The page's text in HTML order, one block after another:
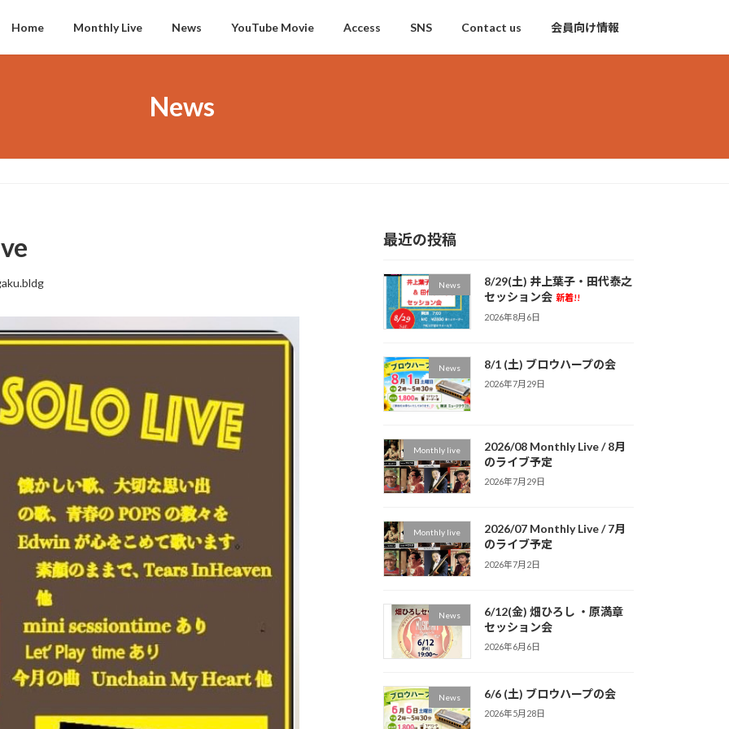
Home Monthly Live News YouTube Movie Access SNS Contact us 会員向け情報
News
最近の投稿
News
8/29(土) 井上葉子・田代泰之
セッション会 新着!!
2026年8月6日
News 8/1 (土) ブロウハープの会
2026年7月29日
Monthly live
2026/08 Monthly Live / 8月
のライブ予定
2026年7月29日
Monthly live
2026/07 Monthly Live / 7月
のライブ予定
2026年7月2日
News
6/12(金) 畑ひろし ・原満章
セッション会
2026年6月6日
News 6/6 (土) ブロウハープの会
2026年5月28日